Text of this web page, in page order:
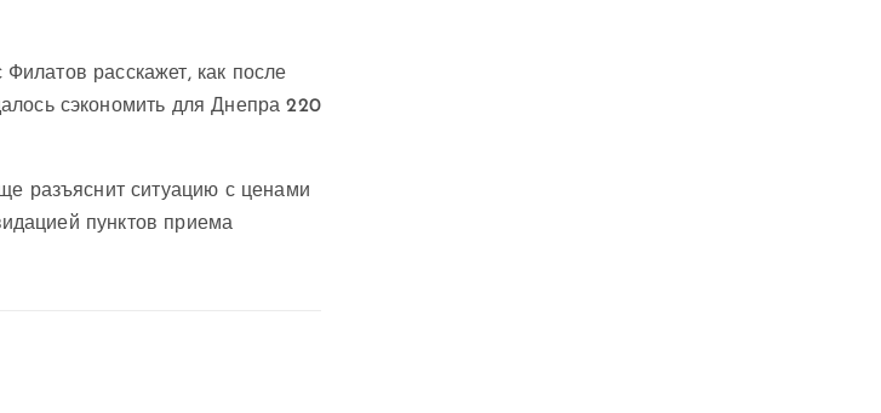
расскажет, как после
сэкономить для Днепра 220
разъяснит ситуацию с ценами
пунктов приема